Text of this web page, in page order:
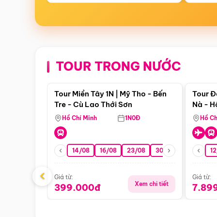
TOUR TRONG NƯỚC
Điểm nổi bật
Tour Miền Tây 1N | Mỹ Tho - Bến
Tre - Cù Lao Thới Sơn
Hồ Chí Minh 1N0Đ
14/08 16/08 23/08 30/08 06/09
Giá từ:
399.000đ Xem chi tiết
Tour
Nà -
Nha
Hồ
Giá từ:
‹